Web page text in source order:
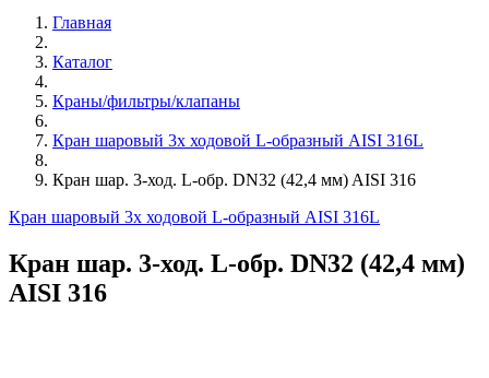
Главная
Каталог
Краны/фильтры/клапаны
Кран шаровый 3х ходовой L-образный AISI 316L
Кран шар. 3-ход. L-обр. DN32 (42,4 мм) AISI 316
Кран шаровый 3х ходовой L-образный AISI 316L
Кран шар. 3-ход. L-обр. DN32 (42,4 мм)
AISI 316